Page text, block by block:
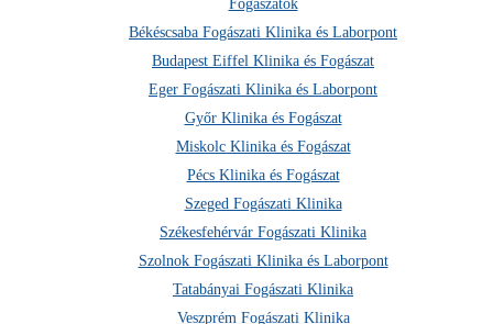
Fogászatok
Békéscsaba Fogászati Klinika és Laborpont
Budapest Eiffel Klinika és Fogászat
Eger Fogászati Klinika és Laborpont
Győr Klinika és Fogászat
Miskolc Klinika és Fogászat
Pécs Klinika és Fogászat
Szeged Fogászati Klinika
Székesfehérvár Fogászati Klinika
Szolnok Fogászati Klinika és Laborpont
Tatabányai Fogászati Klinika
Veszprém Fogászati Klinika